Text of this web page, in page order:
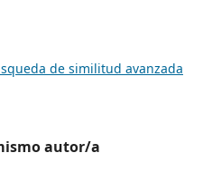
de similitud avanzada
autor/a